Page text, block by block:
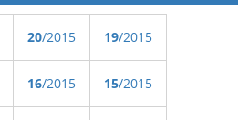
20/2015 19/2015
16/2015 15/2015